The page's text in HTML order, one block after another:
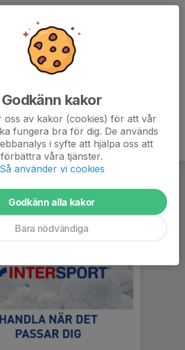
Godkänn kakor
oss av kakor (cookies) för att vår
fungera bra för dig. De används
i syfte att hjälpa oss att
förbättra våra tjänster.
Så använder vi cookies
Godkänn alla kakor
Bara nödvändiga